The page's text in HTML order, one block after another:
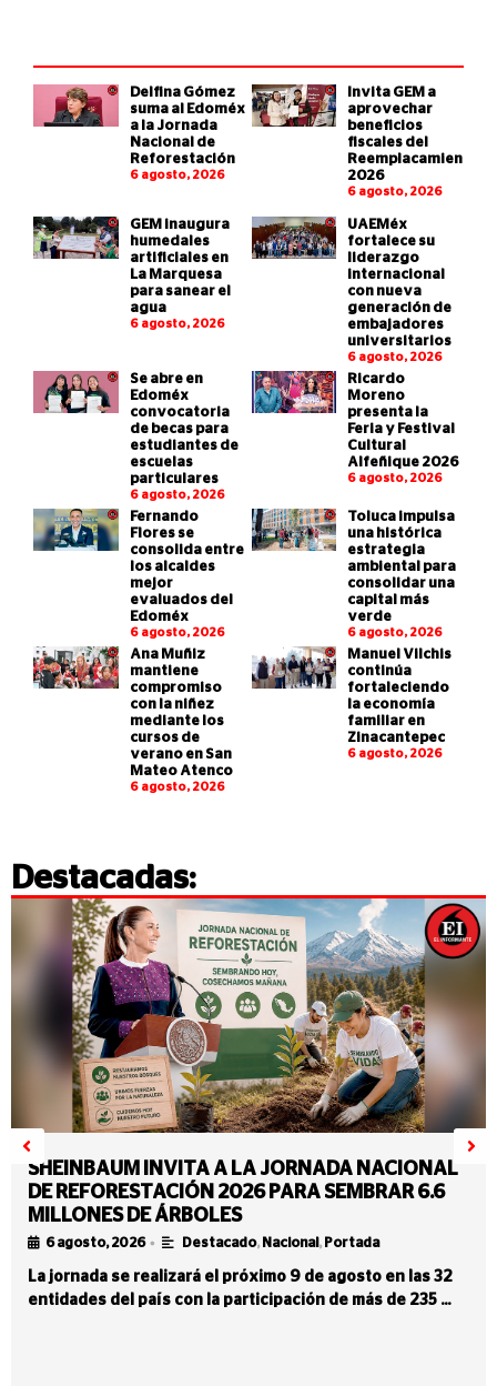
Delfina Gómez
suma al Edoméx
a la Jornada
Nacional de
Reforestación
6 agosto, 2026
Invita GEM a
aprovechar
beneficios
fiscales del
Reemplacamiento
2026
6 agosto, 2026
GEM inaugura
humedales
artificiales en
La Marquesa
para sanear el
agua
6 agosto, 2026
UAEMéx
fortalece su
liderazgo
internacional
con nueva
generación de
embajadores
universitarios
6 agosto, 2026
Se abre en
Edoméx
convocatoria
de becas para
estudiantes de
escuelas
particulares
6 agosto, 2026
Ricardo
Moreno
presenta la
Feria y Festival
Cultural
Alfeñique 2026
6 agosto, 2026
Fernando
Flores se
consolida entre
los alcaldes
mejor
evaluados del
Edoméx
6 agosto, 2026
Toluca impulsa
una histórica
estrategia
ambiental para
consolidar una
capital más
verde
6 agosto, 2026
Ana Muñiz
mantiene
compromiso
con la niñez
mediante los
cursos de
verano en San
Mateo Atenco
6 agosto, 2026
Manuel Vilchis
continúa
fortaleciendo
la economía
familiar en
Zinacantepec
6 agosto, 2026
Destacadas:
SHEINBAUM INVITA A LA JORNADA NACIONAL
DE REFORESTACIÓN 2026 PARA SEMBRAR 6.6
MILLONES DE ÁRBOLES
6 agosto, 2026 • Destacado, Nacional , Portada
La jornada se realizará el próximo 9 de agosto en las 32
entidades del país con la participación de más de 235 …